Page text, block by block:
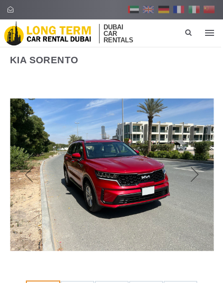
DUBAI
CAR
RENTALS
KIA SORENTO